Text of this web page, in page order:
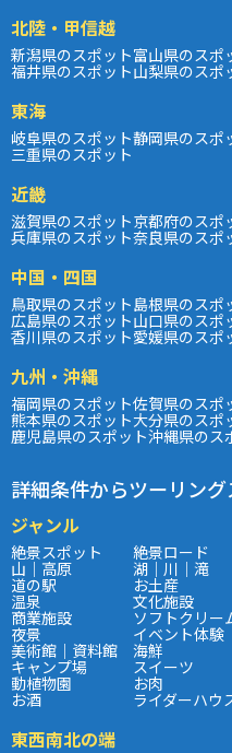
北陸・甲信越
新潟県のスポット富山県のスポ
福井県のスポット山梨県のスポ
東海
岐阜県のスポット静岡県のスポ
三重県のスポット
近畿
滋賀県のスポット京都府のスポ
兵庫県のスポット奈良県のスポ
中国・四国
鳥取県のスポット島根県のスポ
広島県のスポット山口県のスポ
香川県のスポット愛媛県のスポ
九州・沖縄
福岡県のスポット佐賀県のスポ
熊本県のスポット大分県のスポ
鹿児島県のスポット沖縄県のス
詳細条件からツーリン
ジャンル
絶景スポット 絶景ロード
山｜高原 湖｜川｜滝
道の駅 お土産
温泉 文化施設
商業施設 ソフトクリー
夜景 イベント体験
美術館｜資料館 海鮮
キャンプ場 スイーツ
動植物園 お肉
お酒 ライダーハウ
東西南北の端